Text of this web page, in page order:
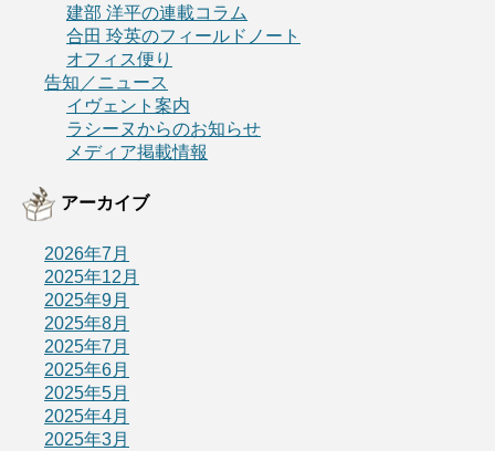
建部 洋平の連載コラム
合田 玲英のフィールドノート
オフィス便り
告知／ニュース
イヴェント案内
ラシーヌからのお知らせ
メディア掲載情報
アーカイブ
2026年7月
2025年12月
2025年9月
2025年8月
2025年7月
2025年6月
2025年5月
2025年4月
2025年3月